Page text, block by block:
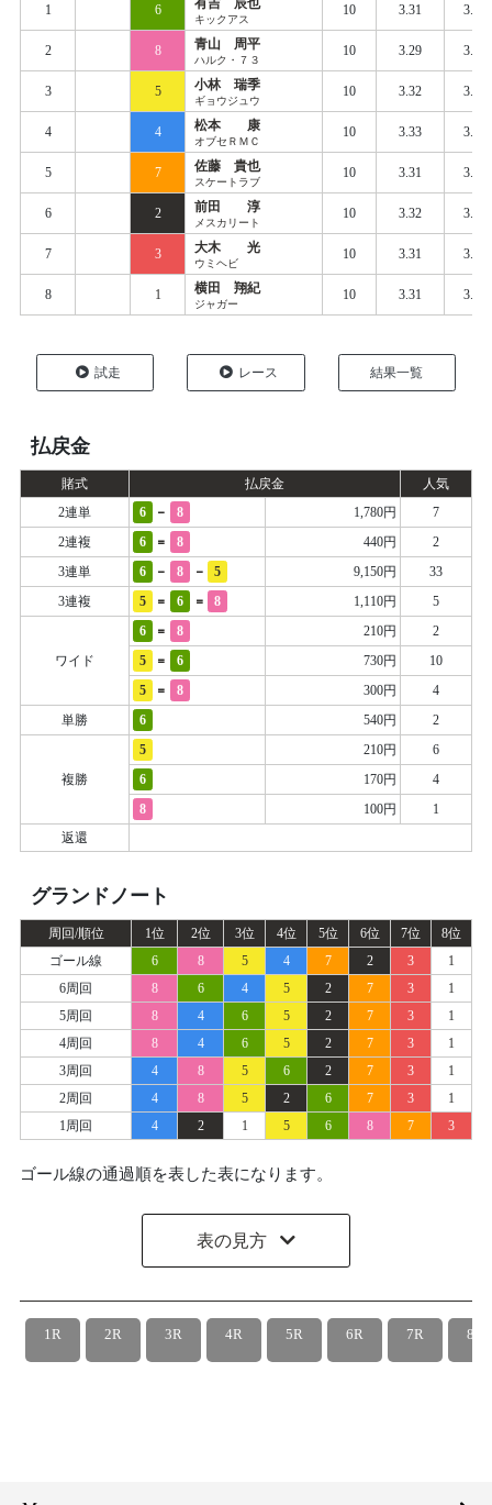
1 6 有吉 辰也
キックアス
10 3.31 3.386
2 8 青山 周平
ハルク・７３
10 3.29 3.386
3 5 小林 瑞季
ギョウジュウ
10 3.32 3.392
4 4 松本 康
オブセＲＭＣ
10 3.33 3.399
5 7 佐藤 貴也
スケートラブ
10 3.31 3.405
6 2 前田 淳
メスカリート
10 3.32 3.408
7 3 大木 光
ウミヘビ
10 3.31 3.415
8 1 横田 翔紀
ジャガー
10 3.31 3.441
試走 レース 結果一覧
払戻金
賭式 払戻金
人気
2連単
6 - 8 1,780円
7
2連複
6 = 8 440円
2
3連単
6 - 8 - 5 9,150円
33
3連複
5 = 6 = 8 1,110円 5
ワイド
6 = 8 210円
2
5
= 6 730円
10
5
= 8 300円
4
単勝
6 540円 2
複勝
5 210円
6
6
170円
4
8
100円
1
返還
グランドノート
周回/順位 1位 2位 3位 4位 5位 6位 7位
8位
ゴール線
6 8 5 4 7 2 3
1
6周回
8 6 4 5 2 7 3
1
5周回
8 4 6 5 2 7 3
1
4周回
8 4 6 5 2 7 3
1
3周回
4 8 5 6 2 7 3
1
2周回
4 8 5 2 6 7 3
1
1周回
4 2 1 5 6 8 7 3
ゴール線の通過順を表した表になります。
表の見方
1R 2R 3R 4R 5R 6R 7R 8R